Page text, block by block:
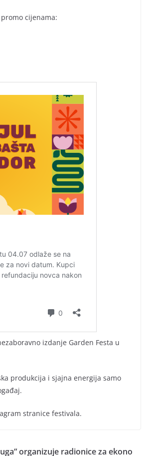
cijenama:
izdanje Garden Festa u
produkcija i sjajna energija samo
stranice festivala.
organizuje radionice za ekono